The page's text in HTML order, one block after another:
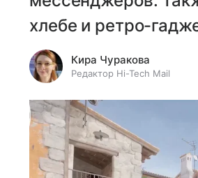
хлебе и ретро-
Кира Чуракова
Редактор Hi-Tech Mail